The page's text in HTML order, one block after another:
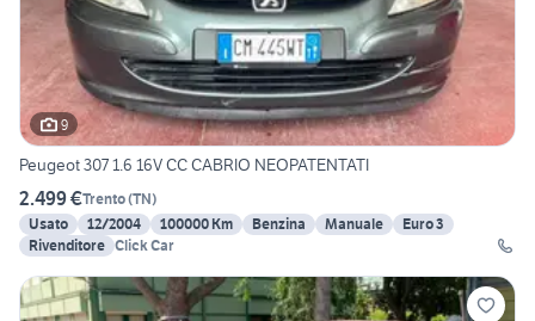
9
Peugeot 307 1.6 16V CC CABRIO NEOPATENTATI
2.499 €Trento(TN)
Usato
12/2004 100000 Km Benzina Manuale
Euro 3
Rivenditore Click Car